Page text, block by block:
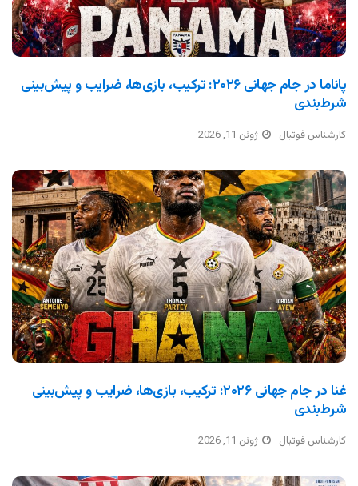
پاناما در جام جهانی ۲۰۲۶: ترکیب، بازی‌ها، ضرایب و پیش‌بینی
شرط‌بندی
کارشناس فوتبال ژوئن 11, 2026
غنا در جام جهانی ۲۰۲۶: ترکیب، بازی‌ها، ضرایب و پیش‌بینی
شرط‌بندی
کارشناس فوتبال ژوئن 11, 2026